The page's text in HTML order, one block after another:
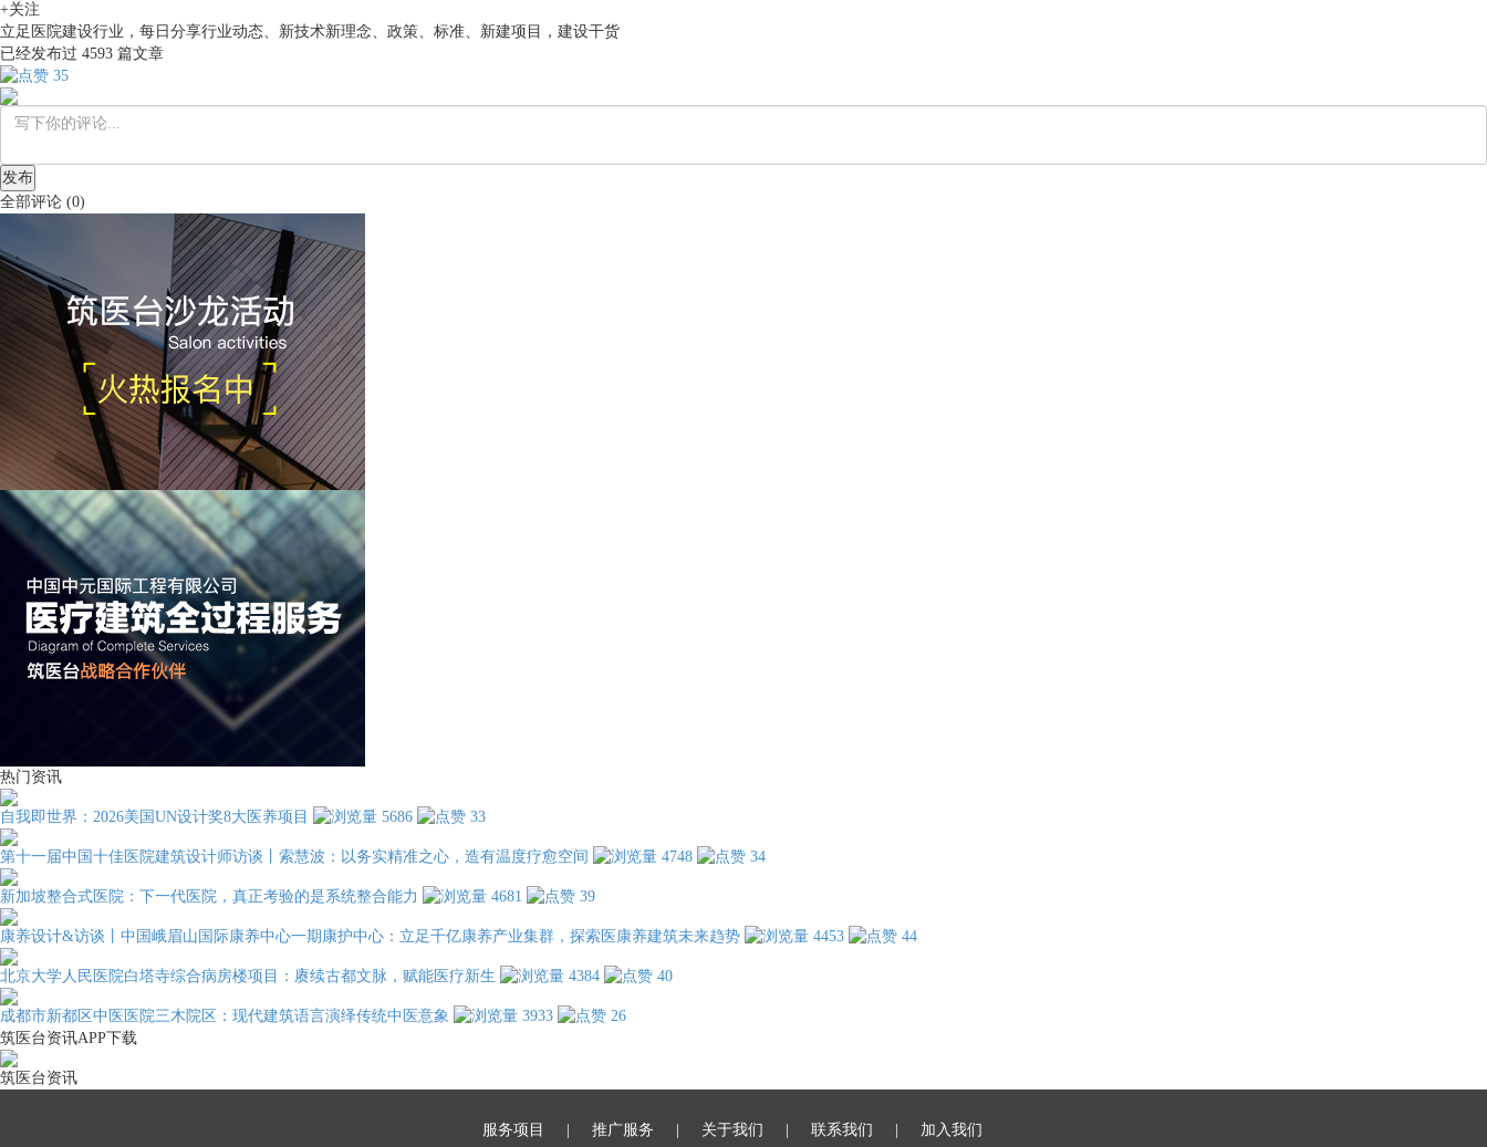
+关注
立足医院建设行业，每日分享行业动态、新技术新理念、政策、标准、新建项目，建设干货
已经发布过 4593 篇文章
35
发布
全部评论 (0)
热门资讯
自我即世界：2026美国UN设计奖8大医养项目 5686 33
第十一届中国十佳医院建筑设计师访谈丨索慧波：以务实精准之心，造有温度疗愈空间 4748 34
新加坡整合式医院：下一代医院，真正考验的是系统整合能力 4681 39
康养设计&访谈丨中国峨眉山国际康养中心一期康护中心：立足千亿康养产业集群，探索医康养建筑未来趋势 4453 44
北京大学人民医院白塔寺综合病房楼项目：赓续古都文脉，赋能医疗新生 4384 40
成都市新都区中医医院三木院区：现代建筑语言演绎传统中医意象 3933
26
筑医台资讯APP下载
筑医台资讯
服务项目 推广服务 关于我们 联系我们 加入我们